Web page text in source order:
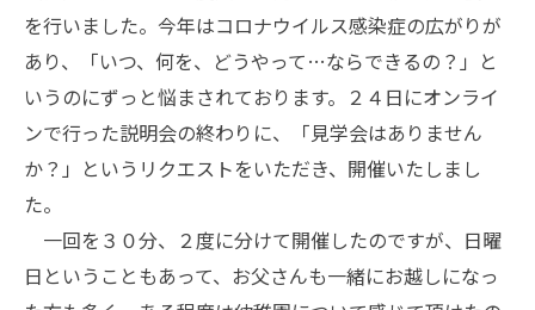
を行いました。今年はコロナウイルス感染症の広がりが
あり、「いつ、何を、どうやって…ならできるの？」と
いうのにずっと悩まされております。２４日にオンライ
ンで行った説明会の終わりに、「見学会はありません
か？」というリクエストをいただき、開催いたしまし
た。
一回を３０分、２度に分けて開催したのですが、日曜
日ということもあって、お父さんも一緒にお越しになっ